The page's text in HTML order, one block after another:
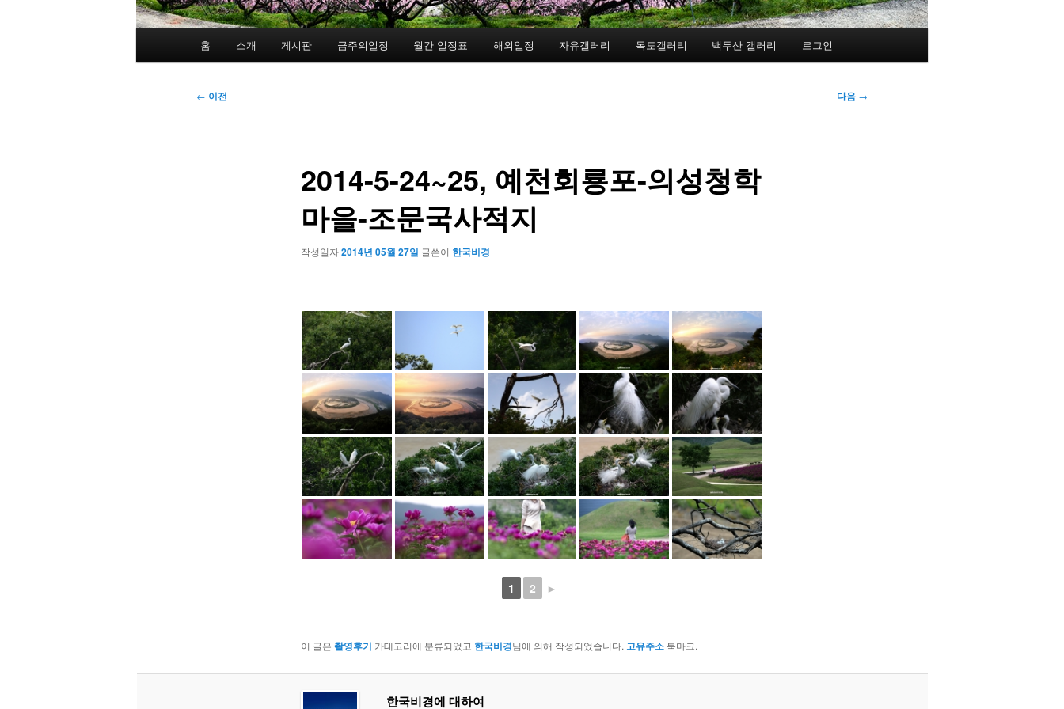
홈 소개 게시판 금주의일정 월간 일정표 해외일정 자유갤러리 독도갤러리 백두산 갤러리 로그인
글
← 이전 다음 →
2014-5-24~25, 예천회룡포-의성청학
마을-조문국사적지
작성일자2014년 05월 27일 글쓴이 한국비경
1 2 ►
이 글은 촬영후기 카테고리에 분류되었고 한국비경님에 의해 작성되었습니다. 고유주소북마크.
한국비경에 대하여